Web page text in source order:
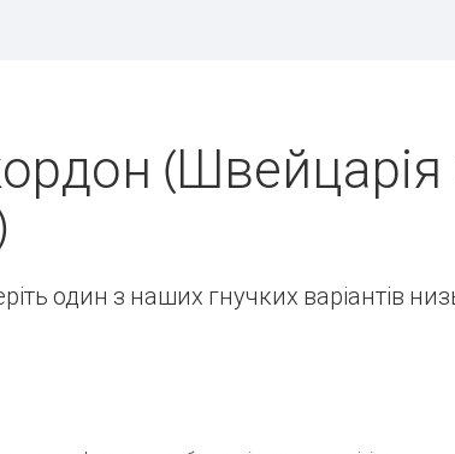
(Швейцарія
один з наших гнучких варіантів